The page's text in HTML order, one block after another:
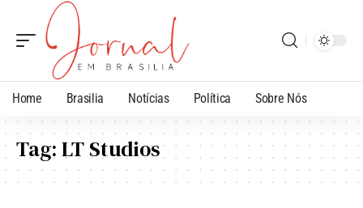
Home Brasilia Notícias Política Sobre Nós
Tag:LT Studios